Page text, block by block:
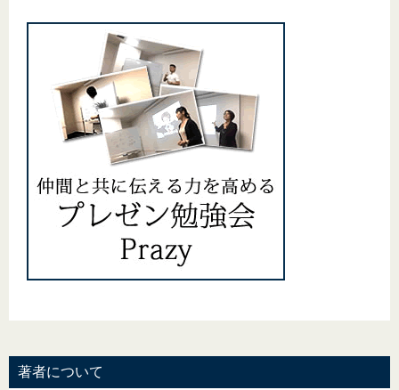
著者について